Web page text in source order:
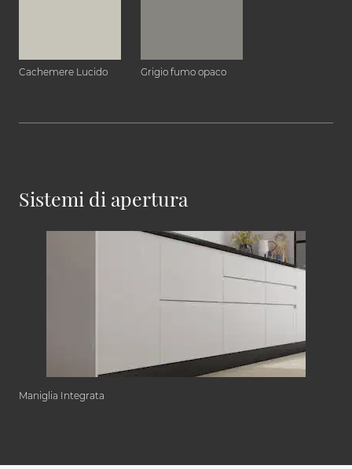
Cachemere Lucido Grigio fumo opaco
Sistemi di apertura
Maniglia Integrata